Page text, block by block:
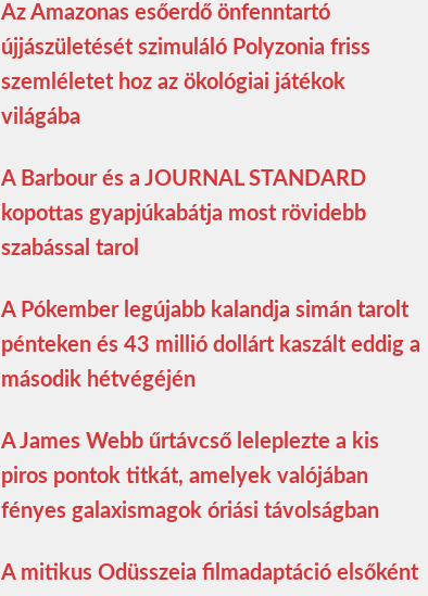
Az Amazonas esőerdő önfenntartó
újjászületését szimuláló Polyzonia friss
szemléletet hoz az ökológiai játékok
világába
A Barbour és a JOURNAL STANDARD
kopottas gyapjúkabátja most rövidebb
szabással tarol
A Pókember legújabb kalandja simán tarolt
pénteken és 43 millió dollárt kaszált eddig a
második hétvégéjén
A James Webb űrtávcső leleplezte a kis
piros pontok titkát, amelyek valójában
fényes galaxismagok óriási távolságban
A mitikus Odüsszeia filmadaptáció elsőként